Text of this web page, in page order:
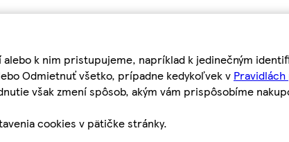
k nim pristupujeme, napríklad k jedinečným
Odmietnuť všetko, prípadne kedykoľvek v
však zmení spôsob, akým vám prispôsobíme
cookies v pätičke stránky.